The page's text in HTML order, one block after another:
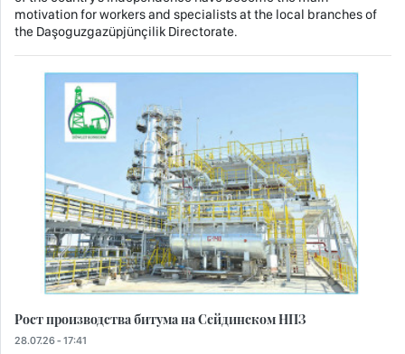
motivation for workers and specialists at the local branches of
the Daşoguzgazüpjünçilik Directorate.
Рост производства битума на Сейдинском НПЗ
28.07.26 - 17:41